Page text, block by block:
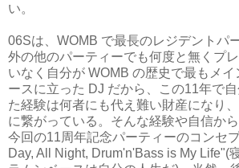
い。
06Sは、WOMB で最長のレジデントパ
外の他のパーティーでも何度と無くプ
いなく自分が WOMB の歴史で最もメ
ースに立った DJ だから、この11年で
た経験は何者にも代え難い財産になり
に繋がっている。そんな経験や自信から
今回の11周年記念パーティーのコンセ
Day, All Night, Drum'n'Bass is My Life"(